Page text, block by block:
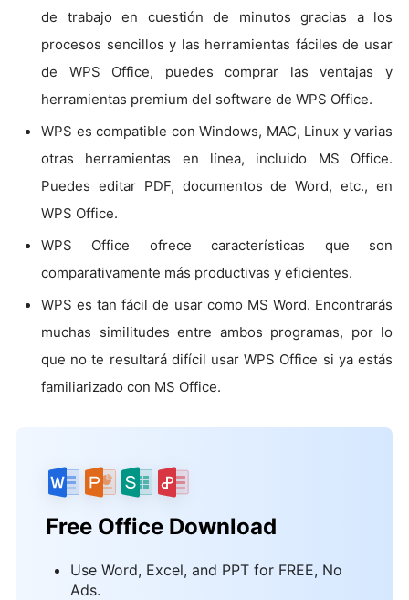
de trabajo en cuestión de minutos gracias a los
procesos sencillos y las herramientas fáciles de usar
de WPS Office, puedes comprar las ventajas y
herramientas premium del software de WPS Office.
WPS es compatible con Windows, MAC, Linux y varias
otras herramientas en línea, incluido MS Office.
Puedes editar PDF, documentos de Word, etc., en
WPS Office.
WPS Office ofrece características que son
comparativamente más productivas y eficientes.
WPS es tan fácil de usar como MS Word. Encontrarás
muchas similitudes entre ambos programas, por lo
que no te resultará difícil usar WPS Office si ya estás
familiarizado con MS Office.
Free Office Download
Use Word, Excel, and PPT for FREE, No
Ads.